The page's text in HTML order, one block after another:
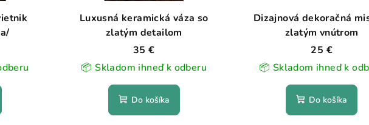
Luxusná keramická váza so
zlatým detailom
35 €
📦 Skladom ihneď k odberu
Do košíka
Dizajnová dekoračná
zlatým vnútrom
25 €
📦 Skladom ihneď k
Do košíka